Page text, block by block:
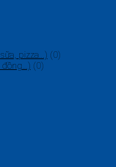
pizza...) (0)
(0)